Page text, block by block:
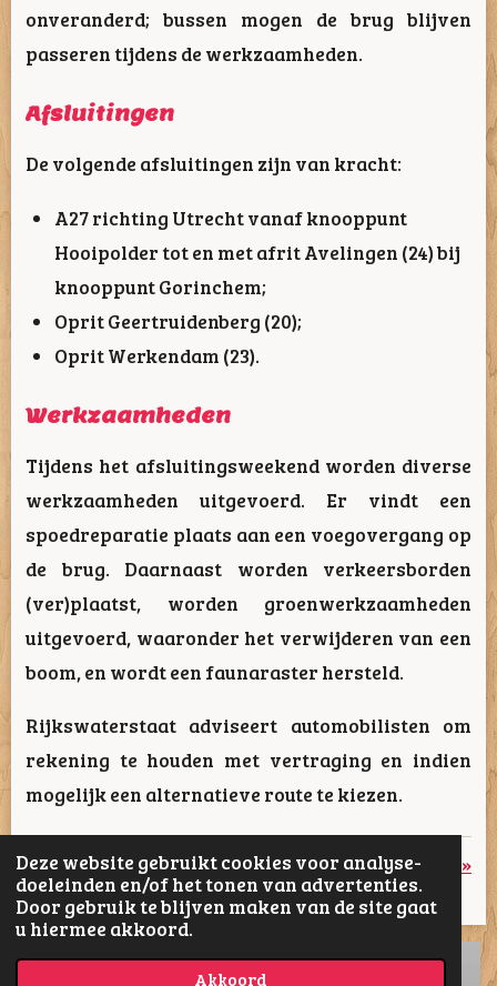
Deze website gebruikt cookies voor analyse-
doeleinden en/of het tonen van advertenties.
Door gebruik te blijven maken van de site gaat
u hiermee akkoord.
Akkoord
onveranderd; bussen mogen de brug blijven
passeren tijdens de werkzaamheden.
Afsluitingen
De volgende afsluitingen zijn van kracht:
A27 richting Utrecht vanaf knooppunt
Hooipolder tot en met afrit Avelingen (24) bij
knooppunt Gorinchem;
Oprit Geertruidenberg (20);
Oprit Werkendam (23).
Werkzaamheden
Tijdens het afsluitingsweekend worden diverse
werkzaamheden uitgevoerd. Er vindt een
spoedreparatie plaats aan een voegovergang op
de brug. Daarnaast worden verkeersborden
(ver)plaatst, worden groenwerkzaamheden
uitgevoerd, waaronder het verwijderen van een
boom, en wordt een faunaraster hersteld.
Rijkswaterstaat adviseert automobilisten om
rekening te houden met vertraging en indien
mogelijk een alternatieve route te kiezen.
«Vorige Volgende »
D
e
D
e
S
h
D
e